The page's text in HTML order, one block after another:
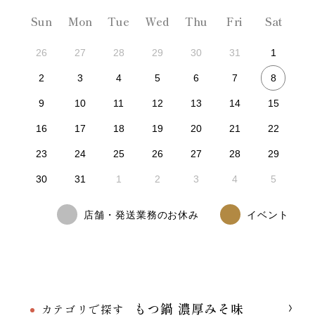
カテゴリで探す
もつ鍋 濃厚みそ味
Sun Mon Tue Wed Thu Fri Sat
26 27 28 29 30 31 1
2 3 4 5 6 7 8
9 10 11 12 13 14 15
16 17 18 19 20 21 22
23 24 25 26 27 28 29
30 31 1 2 3 4 5
店舗・発送業務のお休み イベント